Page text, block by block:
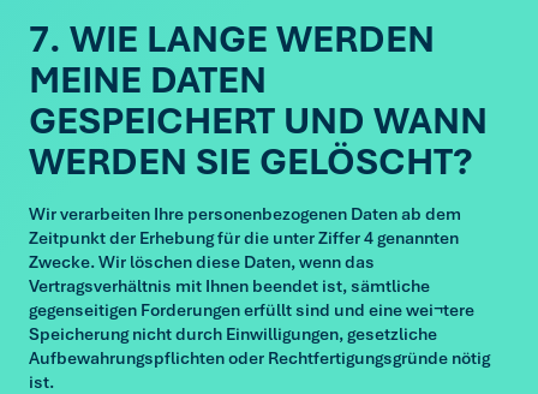
7. WIE LANGE WERDEN
MEINE DATEN
GESPEICHERT UND WANN
WERDEN SIE GELÖSCHT?
Wir verarbeiten Ihre personenbezogenen Daten ab dem
Zeitpunkt der Erhebung für die unter Ziffer 4 genannten
Zwecke. Wir löschen diese Daten, wenn das
Vertragsverhältnis mit Ihnen beendet ist, sämtliche
gegenseitigen Forderungen erfüllt sind und eine wei¬tere
Speicherung nicht durch Einwilligungen, gesetzliche
Aufbewahrungspflichten oder Rechtfertigungsgründe nötig
ist.